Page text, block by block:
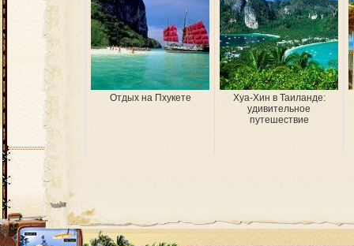
Отдых на Пхукете
Хуа-Хин в Таиланде:
удивительное
путешествие